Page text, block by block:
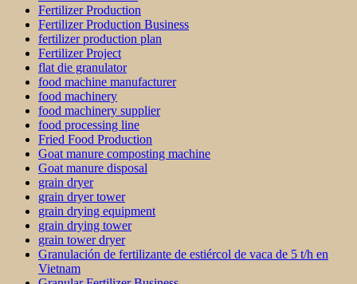
Fertilizer Production
Fertilizer Production Business
fertilizer production plan
Fertilizer Project
flat die granulator
food machine manufacturer
food machinery
food machinery supplier
food processing line
Fried Food Production
Goat manure composting machine
Goat manure disposal
grain dryer
grain dryer tower
grain drying equipment
grain drying tower
grain tower dryer
Granulación de fertilizante de estiércol de vaca de 5 t/h en
Vietnam